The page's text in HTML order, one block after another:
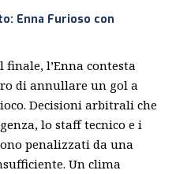
Enna Furioso con
l’Enna contesta
di annullare un gol a
Decisioni arbitrali che
lo staff tecnico e i
penalizzati da una
Un clima